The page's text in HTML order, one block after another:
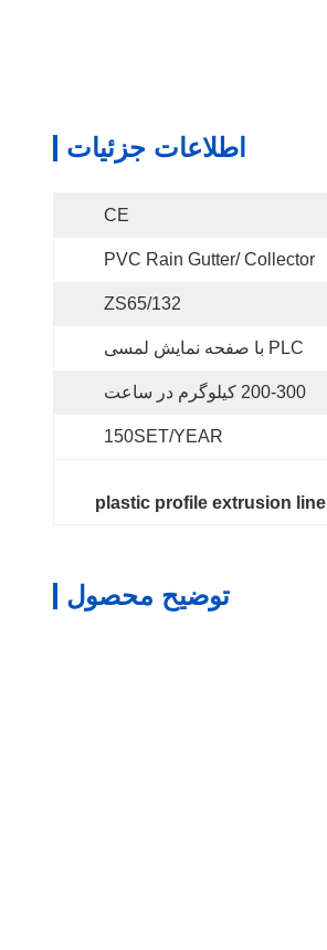
اطلاعات جزئیات
CE
PVC Rain Gutter/ Collector
ZS65/132
PLC با صفحه نمایش لمسی
200-300 کیلوگرم در ساعت
150SET/YEAR
plastic profile extrusion line
توضیح محصول